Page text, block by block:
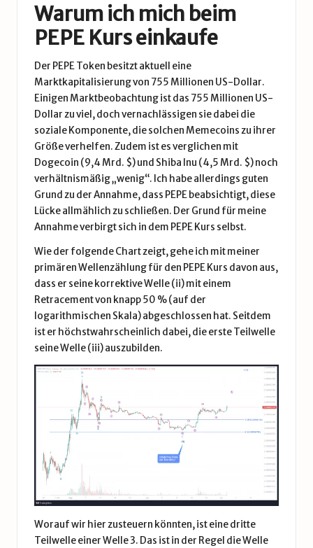
Warum ich mich beim
PEPE Kurs einkaufe
Der PEPE Token besitzt aktuell eine
Marktkapitalisierung von 755 Millionen US-Dollar.
Einigen Marktbeobachtung ist das 755 Millionen US-
Dollar zu viel, doch vernachlässigen sie dabei die
soziale Komponente, die solchen Memecoins zu ihrer
Größe verhelfen. Zudem ist es verglichen mit
Dogecoin (9,4 Mrd. $) und Shiba Inu (4,5 Mrd. $) noch
verhältnismäßig „wenig“. Ich habe allerdings guten
Grund zu der Annahme, dass PEPE beabsichtigt, diese
Lücke allmählich zu schließen. Der Grund für meine
Annahme verbirgt sich in dem PEPE Kurs selbst.
Wie der folgende Chart zeigt, gehe ich mit meiner
primären Wellenzählung für den PEPE Kurs davon aus,
dass er seine korrektive Welle (ii) mit einem
Retracement von knapp 50 % (auf der
logarithmischen Skala) abgeschlossen hat. Seitdem
ist er höchstwahrscheinlich dabei, die erste Teilwelle
seine Welle (iii) auszubilden.
Worauf wir hier zusteuern könnten, ist eine dritte
Teilwelle einer Welle 3. Das ist in der Regel die Welle